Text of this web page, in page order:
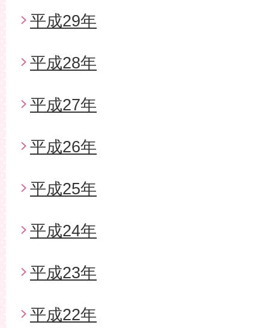
平成29年
平成28年
平成27年
平成26年
平成25年
平成24年
平成23年
平成22年